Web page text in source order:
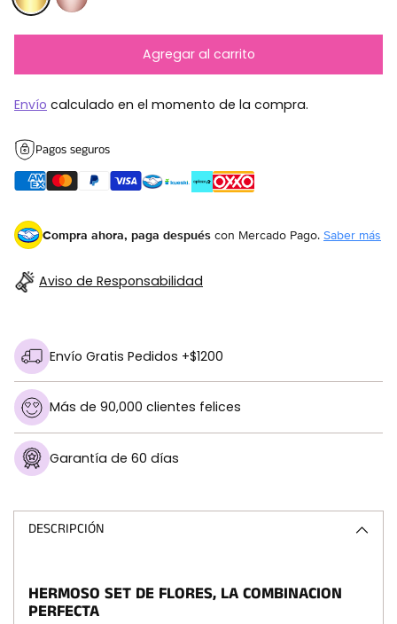
Agregar al carrito
Envío calculado en el momento de la compra.
Pagos seguros
Compra ahora, paga después con Mercado Pago. Saber más
Aviso de Responsabilidad
Envío Gratis Pedidos +$1200
Más de 90,000 clientes felices
Garantía de 60 días
un
producto
cesta
DESCRIPCIÓN
HERMOSO SET DE FLORES, LA COMBINACION
PERFECTA